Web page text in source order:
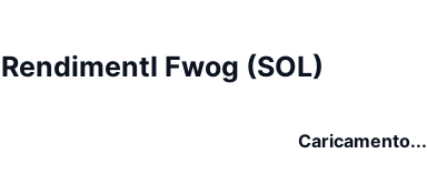
RendimentI Fwog (SOL)
Caricamento...